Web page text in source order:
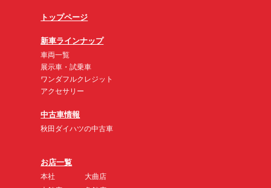
トップページ
新車ラインナップ
車両一覧
展示車・試乗車
ワンダフルクレジット
アクセサリー
中古車情報
秋田ダイハツの中古車
お店一覧
本社
大曲店